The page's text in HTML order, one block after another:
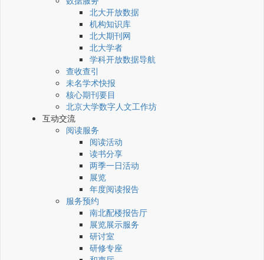
北大开放数据
机构知识库
北大期刊网
北大学者
学科开放数据导航
查收查引
未名学术快报
核心期刊要目
北京大学数字人文工作坊
互动交流
阅读服务
阅读活动
读书分享
两季一日活动
展览
年度阅读报告
服务预约
南北配楼报告厅
展览展示服务
研讨室
研修专座